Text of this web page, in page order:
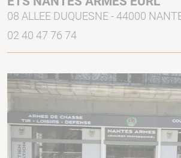
08 ALLEE DUQUESNE - 44000
02 40 47 76 74